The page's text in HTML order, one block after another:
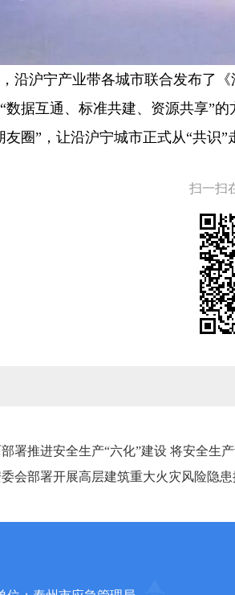
沿沪宁产业带各城市联合发布了
数据互通、标准共建、资源共享”
圈”，让沿沪宁城市正式从“共识”
扫一扫
署推进安全生产“六化”建设 将安全生
会部署开展高层建筑重大火灾风险隐